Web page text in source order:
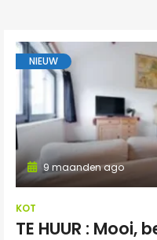
NIEUW
9 maanden ago
KOT